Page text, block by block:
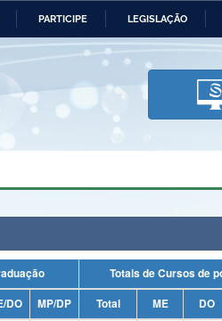
PARTICIPE LEGISLAÇÃO
Ministério da Economia
e dos Direitos Humanos
Planalto
de pós-graduação
Totais de Cursos de
DO MP/DP Total ME DO